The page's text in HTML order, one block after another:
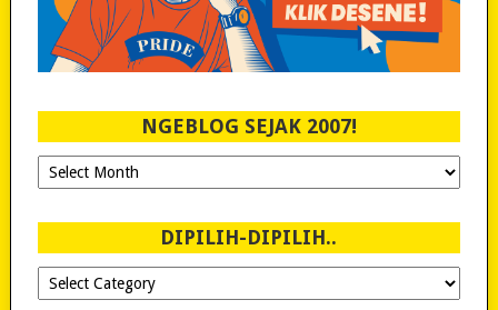
NGEBLOG SEJAK 2007!
Ngeblog
Sejak
DIPILIH-DIPILIH..
Dipilih-
dipilih..